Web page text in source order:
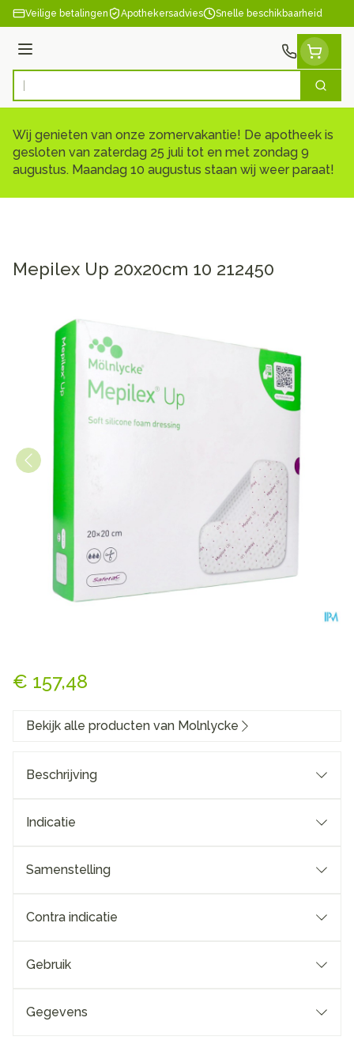
Ga naar de inhoud
Veilige betalingen Apothekersadvies Snelle beschikbaarheid
Menu
Product, merk, categorie... Zoek
Wij genieten van onze zomervakantie! De apotheek is
gesloten van zaterdag 25 juli tot en met zondag 9
augustus. Maandag 10 augustus staan wij weer paraat!
Mepilex Up 20x20cm 10 212450
€ 157,48
Bekijk alle producten van Molnlycke
Beschrijving
Indicatie
Samenstelling
Contra indicatie
Gebruik
Gegevens